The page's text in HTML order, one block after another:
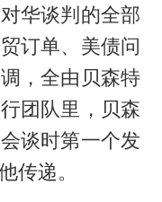
华谈判的全部
订单、美债问
，全由贝森特
团队里，贝森
谈时第一个发
传递。